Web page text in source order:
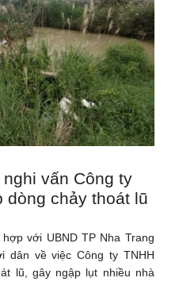
vấn Công ty
dòng chảy thoát lũ
với UBND TP Nha Trang
dân về việc Công ty TNHH
lũ, gây ngập lụt nhiều nhà